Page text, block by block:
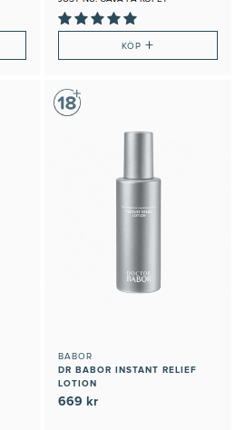
KÖP +
BABOR
DR BABOR INSTANT RELIEF
LOTION
669 kr